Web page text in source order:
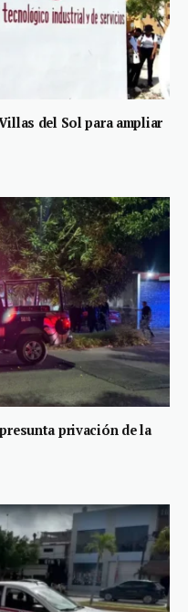
del Sol para ampliar
privación de la